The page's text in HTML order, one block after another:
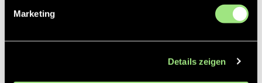
Marketing
Details zeigen